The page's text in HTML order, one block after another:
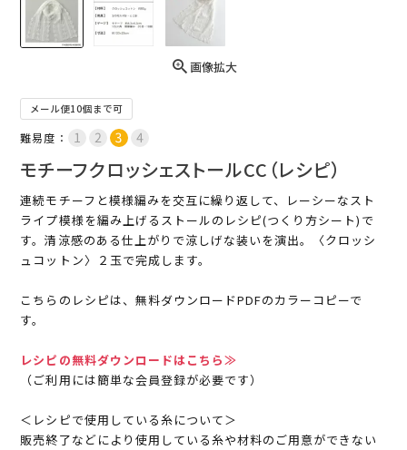
画像拡大
メール便10個まで可
難易度：
モチーフクロッシェストールCC（レシピ）
連続モチーフと模様編みを交互に繰り返して、レーシーなスト
ライプ模様を編み上げるストールのレシピ(つくり方シート)で
す。清涼感のある仕上がりで涼しげな装いを演出。〈クロッシ
ュコットン〉２玉で完成します。
こちらのレシピは、無料ダウンロードPDFのカラーコピーで
す。
レシピの無料ダウンロードはこちら≫
（ご利用には簡単な会員登録が必要です）
＜レシピで使用している糸について＞
販売終了などにより使用している糸や材料のご用意ができない